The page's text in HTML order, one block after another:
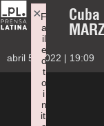
abril 5, 2022 | 19:09
F
a
il
e
d
t
o
i
n
iti
×